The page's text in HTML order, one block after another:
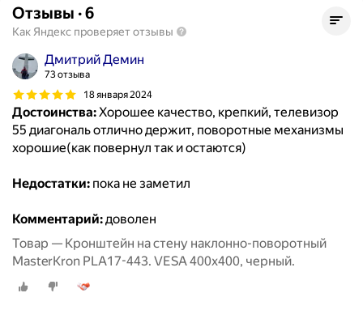
Отзывы ·6
Как Яндекс проверяет отзывы
Дмитрий Демин
73 отзыва
18 января 2024
Достоинства:Хорошее качество, крепкий, телевизор
55 диагональ отлично держит, поворотные механизмы
хорошие(как повернул так и остаются)
Недостатки: пока не заметил
Комментарий:доволен
Товар — Кронштейн на стену наклонно-поворотный
MasterKron PLA17-443. VESA 400х400, черный.